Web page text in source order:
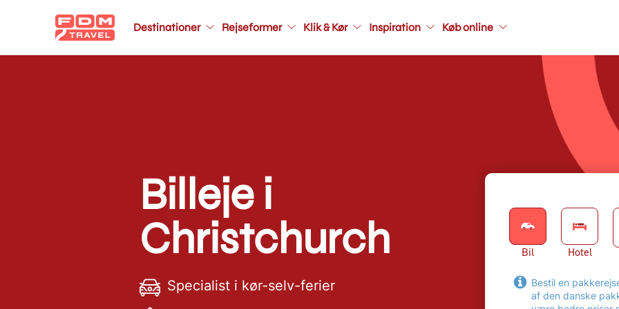
navigation
Destinationer Rejseformer Klik & Kør Inspiration Køb online
Bil Hotel
Bestil en
af den danske
Billeje i
Christchurch
Specialist i kør-selv-ferier